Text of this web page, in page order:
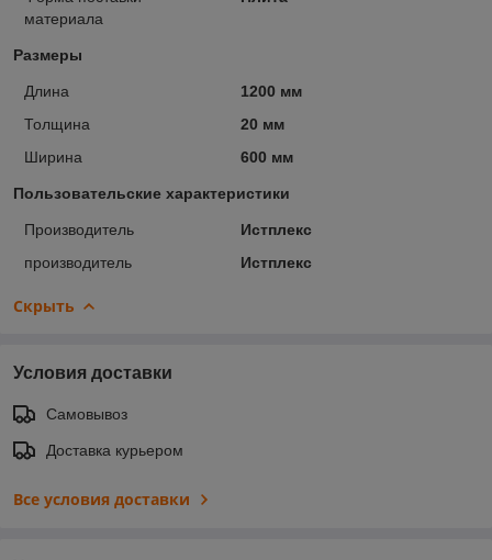
материала
Размеры
Длина
1200 мм
Толщина
20 мм
Ширина
600 мм
Пользовательские характеристики
Производитель
Истплекс
производитель
Истплекс
Скрыть
Условия доставки
Самовывоз
Доставка курьером
Все условия доставки